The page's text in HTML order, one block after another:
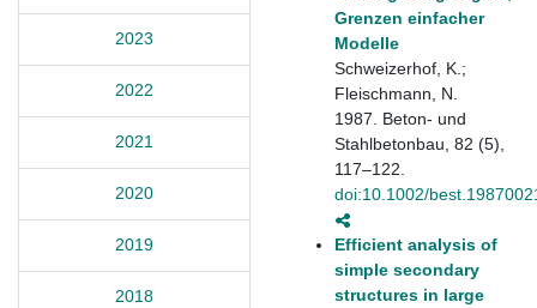
2023
2022
2021
2020
2019
2018
Grenzen einfacher
Modelle
Schweizerhof, K.;
Fleischmann, N.
1987. Beton- und
Stahlbetonbau, 82 (5),
117–122.
doi:10.1002/
Efficient analysis of
simple secondary
structures in large